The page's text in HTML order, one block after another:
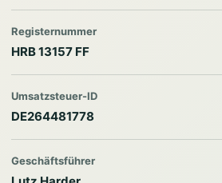
Registernummer
HRB 13157 FF
Umsatzsteuer-ID
DE264481778
Geschäftsführer